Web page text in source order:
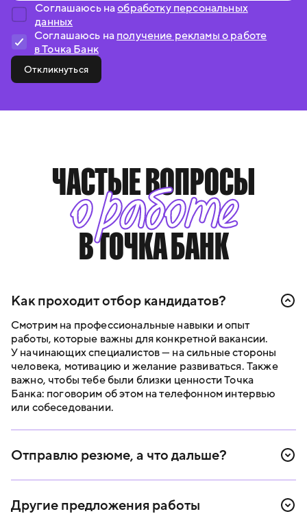
Соглашаюсь наобработку персональных
данных
Соглашаюсь на получение рекламы о работе
в Точка Банк
Откликнуться
ЧАСТЫЕ ВОПРОСЫ
о работе
В ТОЧКА БАНК
Как проходит отбор кандидатов?
Смотрим на профессиональные навыки и опыт
работы, которые важны для конкретной вакансии.
У начинающих специалистов — на сильные стороны
человека, мотивацию и желание развиваться. Также
важно, чтобы тебе были близки ценности Точка
Банка: поговорим об этом на телефонном интервью
или собеседовании.
Отправлю резюме, а что дальше?
В течение двух рабочих дней свяжемся с тобой,
про следующий этап. Обычно это телефонное
Другие предложения работы